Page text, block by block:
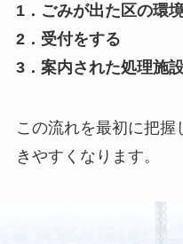
1．ごみが出た区の環
2．受付をする
3．案内された処理施
この流れを最初に把
きやすくなります。